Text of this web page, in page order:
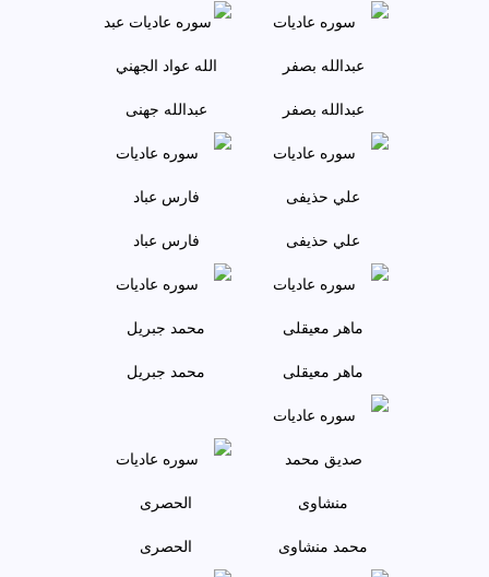
عبدالله بصفر عبدالله جهنی
علي حذيفی فارس عباد
ماهر معيقلی محمد جبريل
محمد منشاوی الحصری